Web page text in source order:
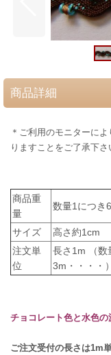
商品詳細
＊ご利用のモニターに
りますことをご了承下さ
商品重
量
数量1につき
サイズ
高さ約1cm
注文単
位
長さ1m （数
3m・・・・）
チョコレート色と水色の
ご注文受付の長さは1m